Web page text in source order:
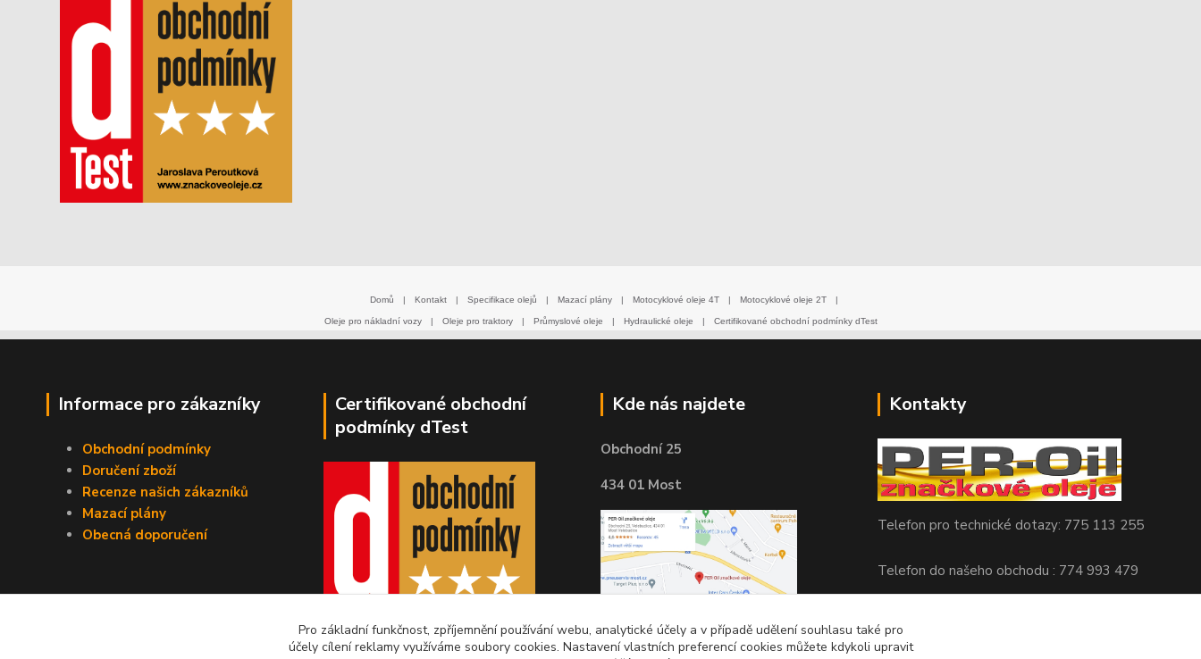
Domů | Kontakt | Specifikace olejů | Mazací plány | Motocyklové oleje 4T | Motocyklové oleje 2T |
Oleje pro nákladní vozy | Oleje pro traktory | Průmyslové oleje | Hydraulické oleje | Certifikované obchodní podmínky dTest
Informace pro zákazníky
Obchodní podmínky
Doručení zboží
Recenze našich zákazníků
Mazací plány
Obecná doporučení
Certifikované obchodní
podmínky dTest
Kde nás najdete
Obchodní 25
434 01 Most
Kontakty
Telefon pro technické dotazy: 775 113 255
Telefon do našeho obchodu : 774 993 479
Pro základní funkčnost, zpříjemnění používání webu, analytické účely a v případě udělení souhlasu také pro
účely cílení reklamy využíváme soubory cookies. Nastavení vlastních preferencí cookies můžete kdykoli upravit